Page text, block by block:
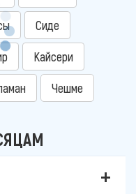
Сиде
Кайсери
Чешме